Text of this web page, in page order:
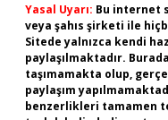
Yasal Uyarı: Bu internet
veya şahıs şirketi ile
Sitede yalnızca kendi
paylaşılmaktadır.
taşımamakta olup,
paylaşım
benzerlikleri tamamen